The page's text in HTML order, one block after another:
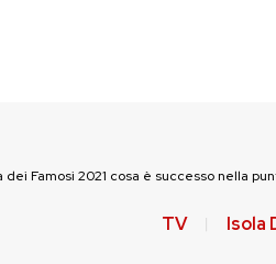
dei Famosi 2021 cosa è successo nella
TV Isola